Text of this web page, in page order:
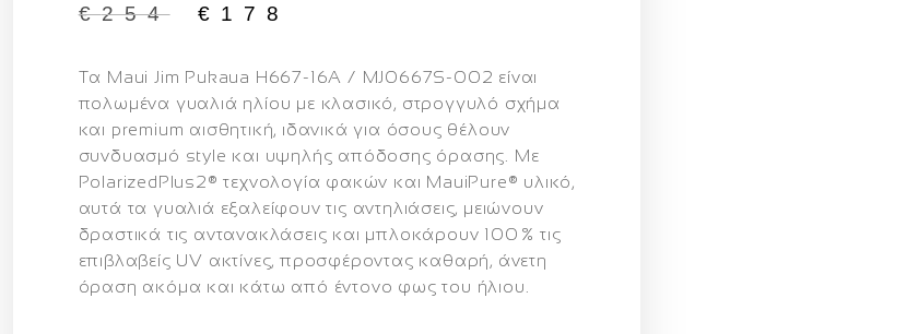
€254 € 178
Τα Maui Jim Pukaua H667‑16A / MJ0667S‑002 είναι
πολωμένα γυαλιά ηλίου με κλασικό, στρογγυλό σχήμα
και premium αισθητική, ιδανικά για όσους θέλουν
συνδυασμό style και υψηλής απόδοσης όρασης . Με
PolarizedPlus2® τεχνολογία φακών και MauiPure® υλικό,
αυτά τα γυαλιά εξαλείφουν τις αντηλιάσεις, μειώνουν
δραστικά τις αντανακλάσεις και μπλοκάρουν 100 % τις
επιβλαβείς UV ακτίνες, προσφέροντας καθαρή, άνετη
όραση ακόμα και κάτω από έντονο φως του ήλιου.